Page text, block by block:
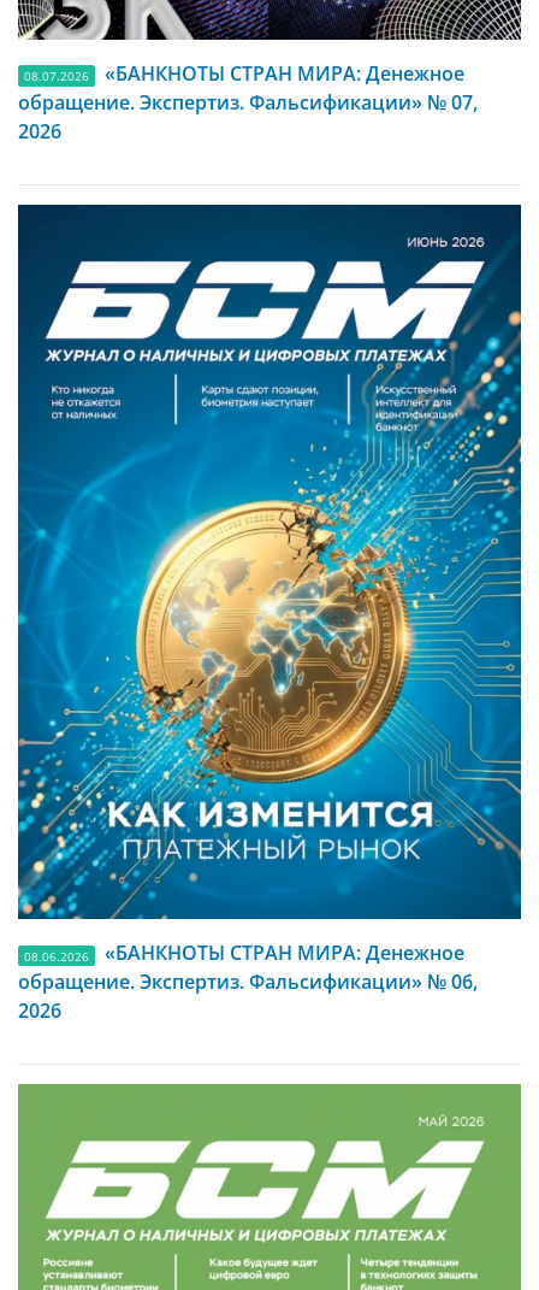
08.07.2026
«БАНКНОТЫ СТРАН МИРА: Денежное
обращение. Экспертиз. Фальсификации» № 07,
2026
08.06.2026
«БАНКНОТЫ СТРАН МИРА: Денежное
обращение. Экспертиз. Фальсификации» № 06,
2026